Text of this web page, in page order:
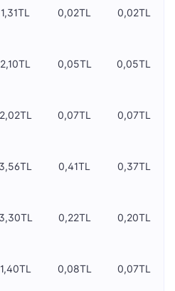
1,31TL 0,02TL 0,02TL
2,10TL 0,05TL 0,05TL
2,02TL 0,07TL 0,07TL
3,56TL 0,41TL 0,37TL
3,30TL 0,22TL 0,20TL
1,40TL 0,08TL 0,07TL